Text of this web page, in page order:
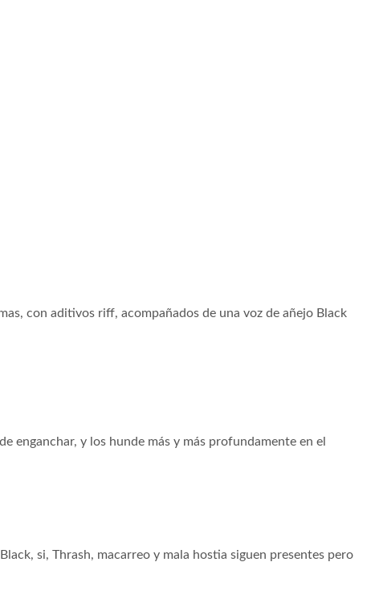
con aditivos riff, acompañados de una voz de añejo Black
enganchar, y los hunde más y más profundamente en el
si, Thrash, macarreo y mala hostia siguen presentes pero